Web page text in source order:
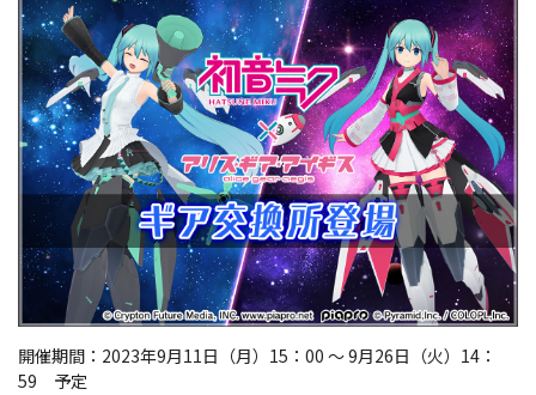
開催期間：2023年9月11日（月）15：00 ～ 9月26日（火）14：
59 予定